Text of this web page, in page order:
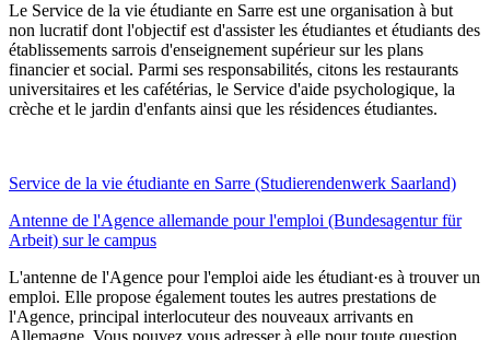
Le Service de la vie étudiante en Sarre est une organisation à but
non lucratif dont l'objectif est d'assister les étudiantes et étudiants des
établissements sarrois d'enseignement supérieur sur les plans
financier et social. Parmi ses responsabilités, citons les restaurants
universitaires et les cafétérias, le Service d'aide psychologique, la
crèche et le jardin d'enfants ainsi que les résidences étudiantes.
Service de la vie étudiante en Sarre (Studierendenwerk Saarland)
Antenne de l'Agence allemande pour l'emploi (Bundesagentur für
Arbeit) sur le campus
L'antenne de l'Agence pour l'emploi aide les étudiant·es à trouver un
emploi. Elle propose également toutes les autres prestations de
l'Agence, principal interlocuteur des nouveaux arrivants en
Allemagne. Vous pouvez vous adresser à elle pour toute question